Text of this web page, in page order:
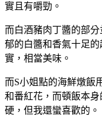
實且有嚼勁。
而白酒豬肉丁醬的部
郁的白醬和香氣十足
實，相當美味。
而S小姐點的海鮮燉飯
和番紅花，而頓飯本
硬，但我還蠻喜歡的。